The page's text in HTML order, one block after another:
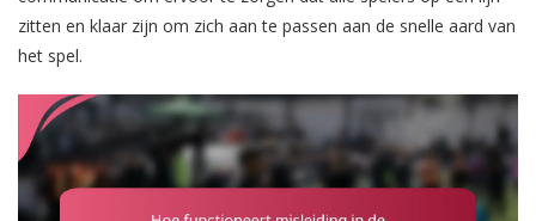
zitten en klaar zijn om zich aan te passen aan de snelle aard van
het spel.